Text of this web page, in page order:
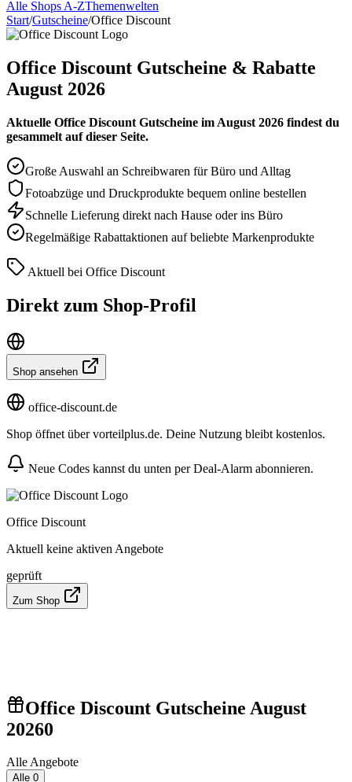
Alle Shops A-ZThemenwelten
Start/Gutscheine/Office Discount
Office Discount Gutscheine & Rabatte
August 2026
Aktuelle Office Discount Gutscheine im August 2026 findest du
gesammelt auf dieser Seite.
Große Auswahl an Schreibwaren für Büro und Alltag
Fotoabzüge und Druckprodukte bequem online bestellen
Schnelle Lieferung direkt nach Hause oder ins Büro
Regelmäßige Rabattaktionen auf beliebte Markenprodukte
Aktuell bei Office Discount
Direkt zum Shop-Profil
Shop ansehen
office-discount.de
Shop öffnet über vorteilplus.de. Deine Nutzung bleibt kostenlos.
Neue Codes kannst du unten per Deal-Alarm abonnieren.
Office Discount
Aktuell keine aktiven Angebote
geprüft
Zum Shop
Office Discount Gutscheine August
20260
Alle Angebote
Alle 0